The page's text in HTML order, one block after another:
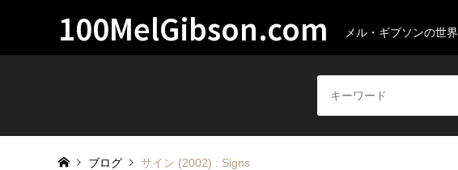
100MelGibson.com メル・ギブソンの世界
ブログ サイン (2002) : Signs